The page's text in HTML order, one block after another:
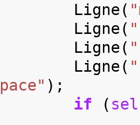
Ligne(
Ligne(
Ligne(
Ligne(
);
if
(